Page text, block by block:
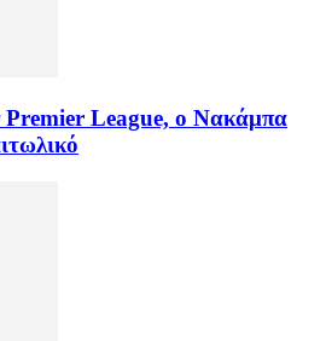
Premier League, ο Νακάμπα